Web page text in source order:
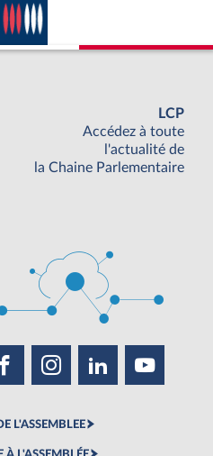
LCP
Accédez à toute
l'actualité de
la Chaine Parlementaire
L'ASSEMBLEE